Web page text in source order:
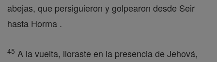
abejas, que persiguieron y golpearon desde Seir
hasta Horma .
45 A la vuelta, lloraste en la presencia de Jehová,